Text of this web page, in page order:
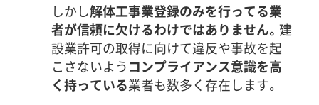
しかし解体工事業登録のみを行ってる業
者が信頼に欠けるわけではありません。 建
設業許可の取得に向けて違反や事故を起
こさないようコンプライアンス意識を高
く持っている業者も数多く存在します。